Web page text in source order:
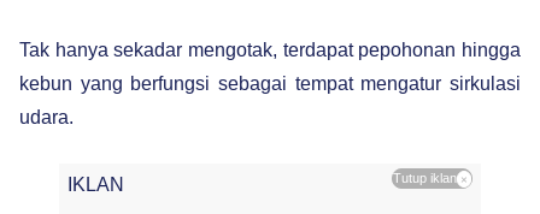
Tak hanya sekadar mengotak, terdapat pepohonan hingga
kebun yang berfungsi sebagai tempat mengatur sirkulasi
udara.
IKLAN Tutup iklan ×